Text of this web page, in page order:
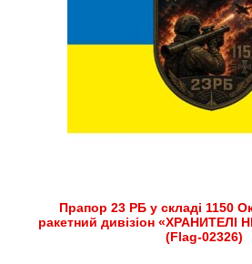
Прапор 23 РБ у складі 1150
ракетний дивізіон «ХРАНИТЕЛІ
(Flag-02326)